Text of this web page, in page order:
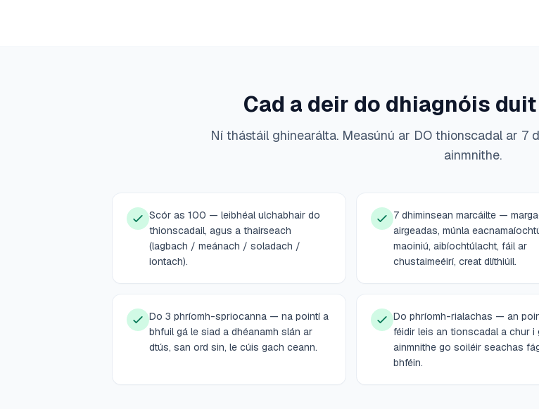
Cad a deir do dhiagnóis
Ní thástáil ghinearálta. Measúnú ar DO thionscadal ar 7
ainmnithe.
Scór as 100 — leibhéal ulchabhair do
thionscadail, agus a thairseach
(lagbach / meánach / soladach /
iontach).
7 dhiminsean marcáilte —
airgeadas, múnla
maoiniú, aibíochtúlacht, fáil ar
chustaimeéirí, creat dlíthiúil.
Do 3 phríomh-spriocanna — na pointí a
bhfuil gá le siad a dhéanamh slán ar
dtús, san ord sin, le cúis gach ceann.
Do phríomh-rialachas — an
féidir leis an tionscadal a chur i
ainmnithe go soiléir seachas
bhféin.